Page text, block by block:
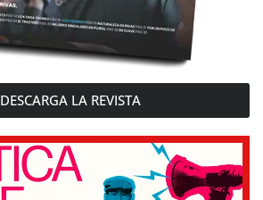
DESCARGA LA REVISTA